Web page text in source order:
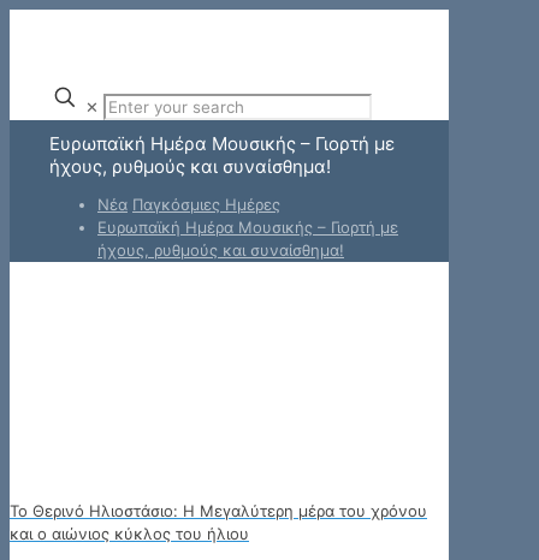
✕
Ευρωπαϊκή Ημέρα Μουσικής – Γιορτή με
ήχους, ρυθμούς και συναίσθημα!
Νέα Παγκόσμιες Ημέρες
Ευρωπαϊκή Ημέρα Μουσικής – Γιορτή με
ήχους, ρυθμούς και συναίσθημα!
Το Θερινό Ηλιοστάσιο: Η Μεγαλύτερη μέρα του χρόνου
και ο αιώνιος κύκλος του ήλιου